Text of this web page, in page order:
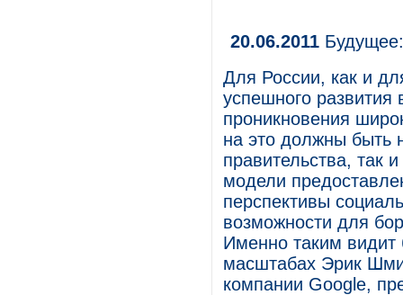
20.06.2011
Для России, как и
успешного
проникновения
на это должны быть
правительства, так
модели
перспективы
возможности для
Именно таким
масштабах Эрик
компании Google,